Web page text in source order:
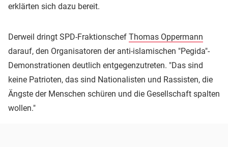
erklärten sich dazu bereit.
Derweil dringt SPD-Fraktionschef Thomas Oppermann
darauf, den Organisatoren der anti-islamischen "Pegida"-
Demonstrationen deutlich entgegenzutreten. "Das sind
keine Patrioten, das sind Nationalisten und Rassisten, die
Ängste der Menschen schüren und die Gesellschaft spalten
wollen."